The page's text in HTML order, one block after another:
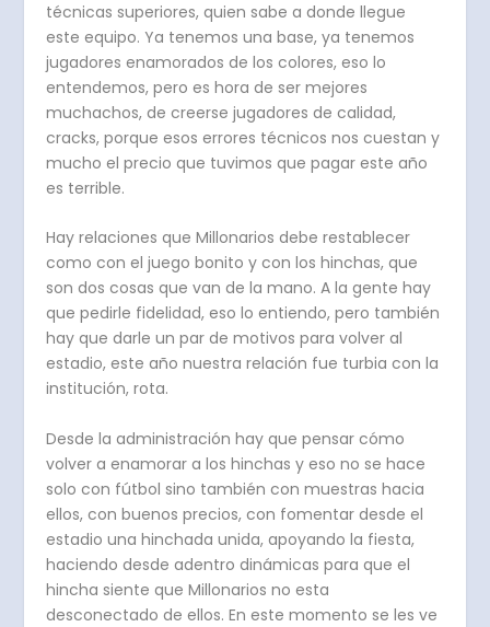
técnicas superiores, quien sabe a donde llegue
este equipo. Ya tenemos una base, ya tenemos
jugadores enamorados de los colores, eso lo
entendemos, pero es hora de ser mejores
muchachos, de creerse jugadores de calidad,
cracks, porque esos errores técnicos nos cuestan y
mucho el precio que tuvimos que pagar este año
es terrible.
Hay relaciones que Millonarios debe restablecer
como con el juego bonito y con los hinchas, que
son dos cosas que van de la mano. A la gente hay
que pedirle fidelidad, eso lo entiendo, pero también
hay que darle un par de motivos para volver al
estadio, este año nuestra relación fue turbia con la
institución, rota.
Desde la administración hay que pensar cómo
volver a enamorar a los hinchas y eso no se hace
solo con fútbol sino también con muestras hacia
ellos, con buenos precios, con fomentar desde el
estadio una hinchada unida, apoyando la fiesta,
haciendo desde adentro dinámicas para que el
hincha siente que Millonarios no esta
desconectado de ellos. En este momento se les ve